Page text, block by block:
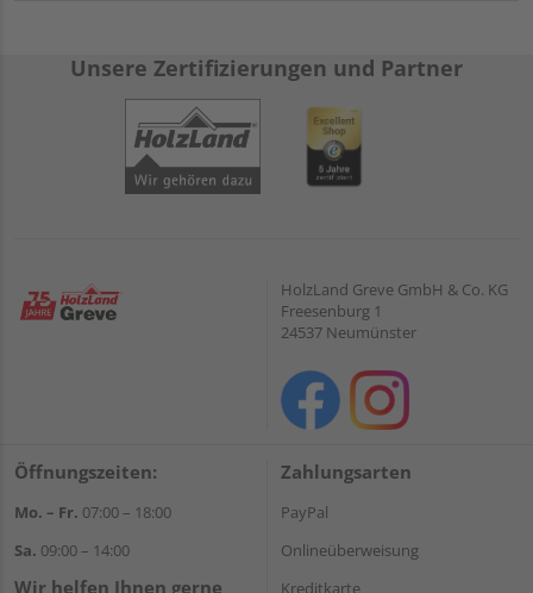
Unsere Zertifizierungen und Partner
HolzLand Greve GmbH & Co. KG
Freesenburg 1
24537 Neumünster
Öffnungszeiten:
Mo. – Fr. 07:00 – 18:00
Sa. 09:00 – 14:00
Wir helfen Ihnen gerne
Zahlungsarten
PayPal
Onlineüberweisung
Kreditkarte